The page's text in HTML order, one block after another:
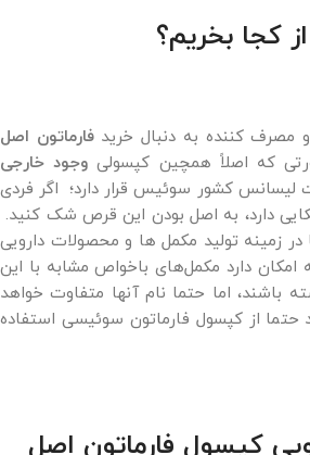
کجا بخریم؟
و مصرف کننده به دنبال خریدفارماتون اصل
که اصلاً همچین کپسولی وجود خارجی
لیسانس کشور سوئیس قرار دارد؛ اگر فردی
دارد، به اصل بودن این قرص شک کنید.
در زمینه تولید مکمل ها و محصولات دارویی
دارد مکمل‌های باخواص مشابه با این
باشند، اما حتما نام آنها متفاوت خواهد
از کپسول فارماتون سوئیسی استفاده
کپسول فارماتون اصل